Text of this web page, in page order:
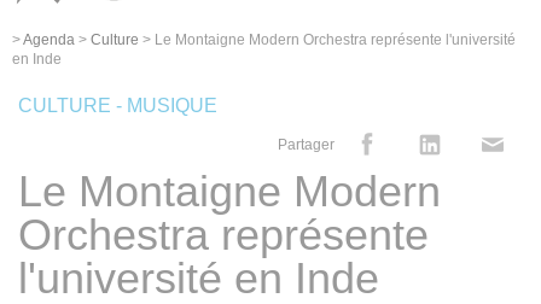
>Agenda > Culture > Le Montaigne Modern Orchestra représente l'université
en Inde
CULTURE - MUSIQUE
Partager
Le Montaigne Modern
Orchestra représente
l'université en Inde